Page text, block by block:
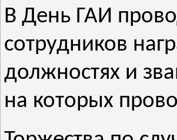
В День ГАИ
сотрудников
должностях и
на которых